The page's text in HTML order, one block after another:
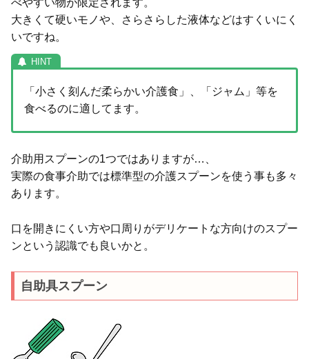
べやすい物が限定されます。
大きくて硬いモノや、さらさらした液体などはすくいにく
いですね。
「小さく刻んだ柔らかい介護食」、「ジャム」等を
食べるのに適してます。
介助用スプーンの1つではありますが…、
実際の食事介助では標準型の介護スプーンを使う事も多々
あります。
口を開きにくい方や口周りがデリケートな方向けのスプー
ンという認識でも良いかと。
自助具スプーン